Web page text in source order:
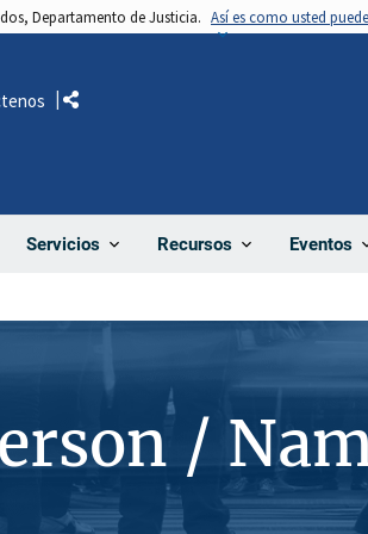
Departamento de Justicia. Así es como usted
Servicios Recursos Eventos
Comparte
/